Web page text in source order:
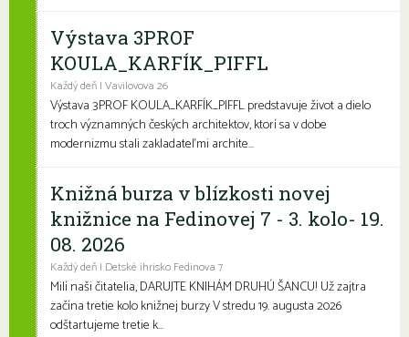
Výstava 3PROF
KOULA_KARFÍK_PIFFL
Každý deň | Vavilovova 26
Výstava 3PROF KOULA_KARFÍK_PIFFL predstavuje život a dielo
troch významných českých architektov, ktorí sa v dobe
modernizmu stali zakladateľmi archite...
Knižná burza v blízkosti novej
knižnice na Fedinovej 7 - 3. kolo- 19.
08. 2026
Každý deň | Detské ihrisko Fedinova 7
Milí naši čitatelia, DARUJTE KNIHÁM DRUHÚ ŠANCU! Už zajtra
začína tretie kolo knižnej burzy V stredu 19. augusta 2026
odštartujeme tretie k...